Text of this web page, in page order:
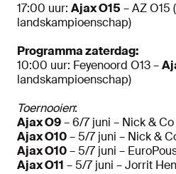
17:00 uur: Ajax O15 – AZ O15
landskampioenschap)
Programma zaterdag:
10:00 uur: Feyenoord O13 –
landskampioenschap)
Toernooien:
Ajax O9– 6/7 juni – Nick &
Ajax O10– 5/7 juni – Nick &
Ajax O10– 5/7 juni –
Ajax O11 – 5/7 juni – Jorrit